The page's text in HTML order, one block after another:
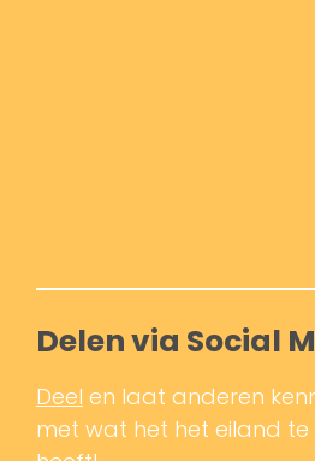
Delen via Social
Deel en laat anderen
met wat het het eiland te